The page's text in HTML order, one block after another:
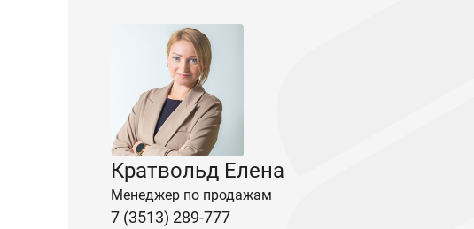
Кратвольд Елена
Менеджер по продажам
7 (3513) 289-777